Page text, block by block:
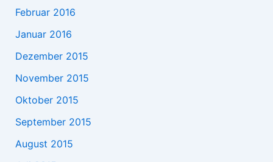
Februar 2016
Januar 2016
Dezember 2015
November 2015
Oktober 2015
September 2015
August 2015